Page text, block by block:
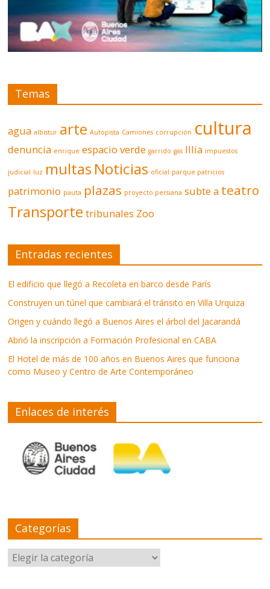
Temas
agua albistur arte Autopista Camiones corrupción cultura
denuncia enrique espacio verde garrido gas Illia impuestos
judicial luz multas Noticias oficial parque patricios
patrimonio pauta plazas proyecto persiana subte a teatro
Transporte tribunales Zoo
Entradas recientes
El edificio que llegó a Recoleta en barco desde París
Construyen un túnel que cambiará el tránsito en Villa Urquiza
Origen y cuándo llegó a Buenos Aires el árbol del Jacarandá
Abrió la inscripción a Formación Profesional en CABA
El Hotel de más de 100 años en Buenos Aires que funciona
como Museo y Centro de Arte Contemporáneo
Enlaces de interés
Categorías
Categorías